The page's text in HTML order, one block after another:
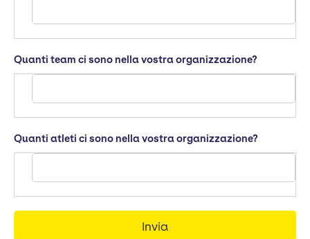
Quanti team ci sono nella vostra organizzazione?
Quanti atleti ci sono nella vostra organizzazione?